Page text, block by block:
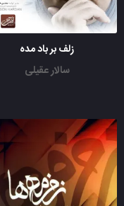
زلف بر باد مده
سالار عقیلی